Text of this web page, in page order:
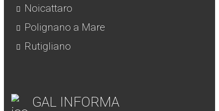
Noicattaro
Polignano a Mare
Rutigliano
GAL INFORMA